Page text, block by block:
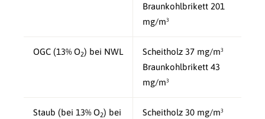
Braunkohlbrikett 201
mg/m³
OGC (13% O2) bei NWL
Scheitholz 37 mg/m³
Braunkohlbrikett 43
mg/m³
Staub (bei 13% O2) bei
Scheitholz 30 mg/m³